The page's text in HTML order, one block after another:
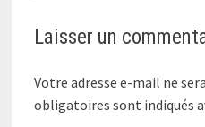
Laisser un
Votre adresse e-mail ne
obligatoires sont indiqués